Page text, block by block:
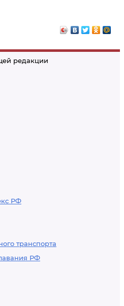
редакции
РФ
транспорта
РФ
таможенную
Российской
Федерации под